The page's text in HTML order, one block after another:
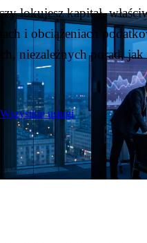
lokujesz kapitał,
i obciążeniach
niezależnych porad,
Wszystkie usługi